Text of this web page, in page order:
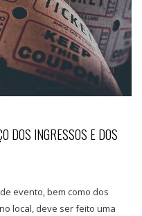
DOS INGRESSOS E DOS
evento, bem como dos
local, deve ser feito uma